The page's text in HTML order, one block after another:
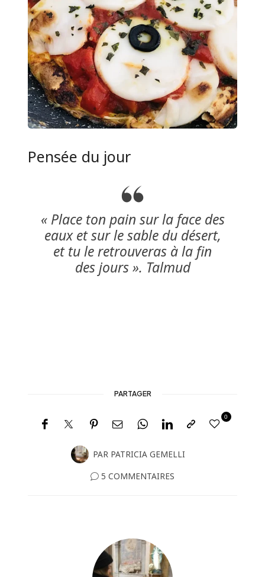
Pensée du jour
« Place ton pain sur la face des
eaux et sur le sable du désert,
et tu le retrouveras à la fin
des jours ». Talmud
PARTAGER
PAR PATRICIA GEMELLI
0
5 COMMENTAIRES